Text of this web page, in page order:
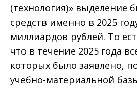
(технология)» выделение
средств именно в 2025
миллиардов рублей. То
что в течение 2025 года
которых было заявлено,
учебно-материальной